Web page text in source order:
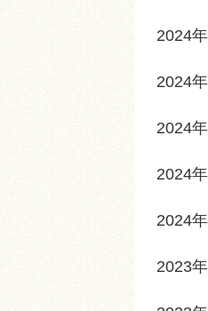
2024
2024
2024
2024
2024
2023